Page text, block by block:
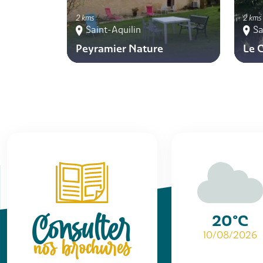
2 kms
Saint-Aquilin
Peyramier Nature
2 kms
Le
Consulter
nos brochures
20°C
10/08/2026